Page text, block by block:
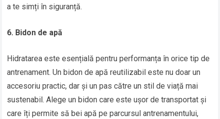
a te simți în siguranță.
6. Bidon de apă
Hidratarea este esențială pentru performanța în orice tip de
antrenament. Un bidon de apă reutilizabil este nu doar un
accesoriu practic, dar și un pas către un stil de viață mai
sustenabil. Alege un bidon care este ușor de transportat și
care îți permite să bei apă pe parcursul antrenamentului,